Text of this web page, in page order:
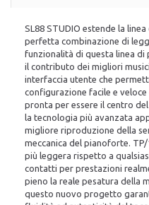
SL88 STUDIO estende la
perfetta combinazione di
funzionalità di questa linea
il contributo dei migliori
interfaccia utente che
configurazione facile e
pronta per essere il centro
la tecnologia più avanzata
migliore riproduzione della
meccanica del pianoforte.
più leggera rispetto a
contatti per prestazioni
pieno la reale pesatura della
questo nuovo progetto